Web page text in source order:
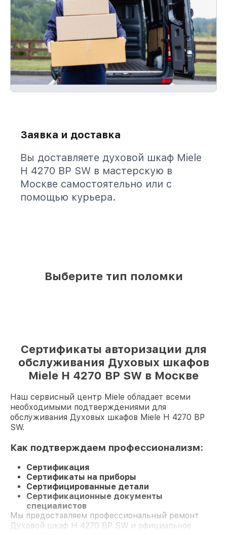
Заявка и доставка
Вы доставляете духовой шкаф Miele
H 4270 BP SW в мастерскую в
Москве самостоятельно или с
помощью курьера.
Выберите тип поломки
Сертификаты авторизации для
обслуживания Духовых шкафов
Miele H 4270 BP SW в Москве
Наш сервисный центр Miele обладает всеми
необходимыми подтверждениями для
обслуживания Духовых шкафов Miele H 4270 BP
SW.
Как подтверждаем профессионализм:
Сертификация
Сертификаты на приборы
Сертифицированные детали
Сертификационные документы
специалистов
Мы предоставляем профессиональный ремонт
Духовой шкаф H 4270 BP SW и официальное